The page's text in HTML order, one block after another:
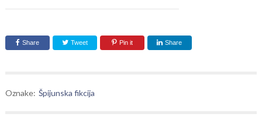
Share Tweet Pin it Share
Oznake: Špijunska fikcija